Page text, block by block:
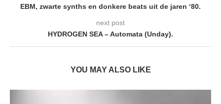
EBM, zwarte synths en donkere beats uit de jaren ‘80.
next post
HYDROGEN SEA – Automata (Unday).
YOU MAY ALSO LIKE